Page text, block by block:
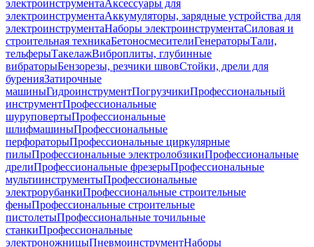
электроинструментаАксессуары для
электроинструментаАккумуляторы, зарядные устройства для
электроинструментаНаборы электроинструментаСиловая и
строительная техникаБетоносмесителиГенераторыТали,
тельферыТакелажВиброплиты, глубинные
вибраторыБензорезы, резчики швовСтойки, дрели для
буренияЗатирочные
машиныГидроинструментПогрузчикиПрофессиональный
инструментПрофессиональные
шуруповертыПрофессиональные
шлифмашиныПрофессиональные
перфораторыПрофессиональные циркулярные
пилыПрофессиональные электролобзикиПрофессиональные
дрелиПрофессиональные фрезерыПрофессиональные
мультиинструментыПрофессиональные
электрорубанкиПрофессиональные строительные
феныПрофессиональные строительные
пистолетыПрофессиональные точильные
станкиПрофессиональные
электроножницыПневмоинструментНаборы